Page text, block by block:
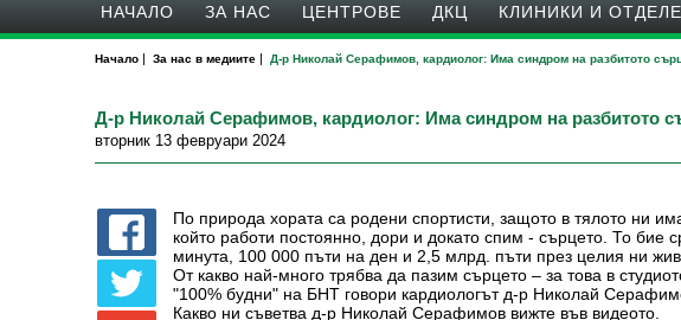
НАЧАЛО ЗА НАС ЦЕНТРОВЕ ДКЦ КЛИНИКИ И
Начало | За нас в медиите | Д-р Николай Серафимов, кардиолог: Има синдром на разбитото
Д-р Николай Серафимов, кардиолог: Има синдром на разбитото
вторник 13 февруари 2024
По природа хората са родени спортисти, защото в тялото ни
който работи постоянно, дори и докато спим - сърцето. То бие
минута, 100 000 пъти на ден и 2,5 млрд. пъти през целия ни
От какво най-много трябва да пазим сърцето – за това в
"100% будни" на БНТ говори кардиологът д-р Николай
Какво ни съветва д-р Николай Серафимов вижте във видеото.